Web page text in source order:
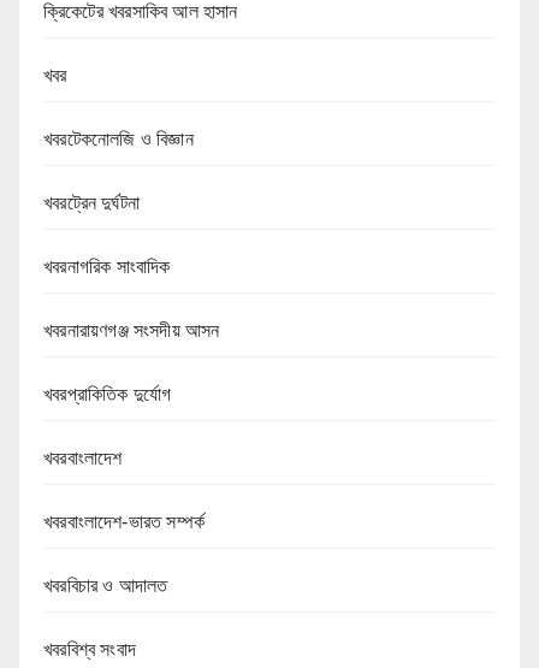
ক্রিকেটের খবরসাকিব আল হাসান
খবর
খবরটেকনোলজি ও বিজ্ঞান
খবরট্রেন দুর্ঘটনা
খবরনাগরিক সাংবাদিক
খবরনারায়ণগঞ্জ সংসদীয় আসন
খবরপ্রাকিতিক দুর্যোগ
খবরবাংলাদেশ
খবরবাংলাদেশ-ভারত সম্পর্ক
খবরবিচার ও আদালত
খবরবিশ্ব সংবাদ